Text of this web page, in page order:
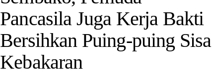
Pancasila Juga Kerja Bakti
Bersihkan Puing-puing Sisa
Kebakaran